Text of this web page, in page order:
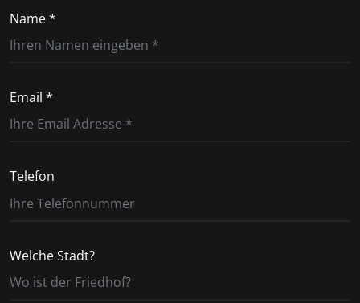
Name *
Email *
Telefon
Welche Stadt?